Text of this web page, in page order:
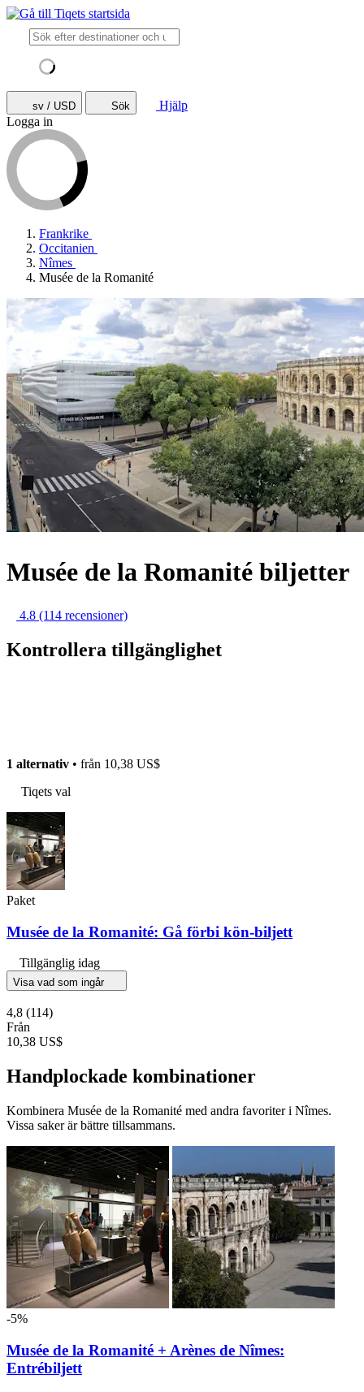
sv / USD Sök
Hjälp
Logga in
Frankrike
Occitanien
Nîmes
Musée de la Romanité
Musée de la Romanité biljetter
4.8 (114 recensioner)
Kontrollera tillgänglighet
1 alternativ • från 10,38 US$
Tiqets val
Paket
Musée de la Romanité: Gå förbi kön-biljett
Tillgänglig idag
Visa vad som ingår
4,8 (114)
Från
10,38 US$
Handplockade kombinationer
Kombinera Musée de la Romanité med andra favoriter i Nîmes.
Vissa saker är bättre tillsammans.
-5%
Musée de la Romanité + Arènes de Nîmes:
Entrébiljett